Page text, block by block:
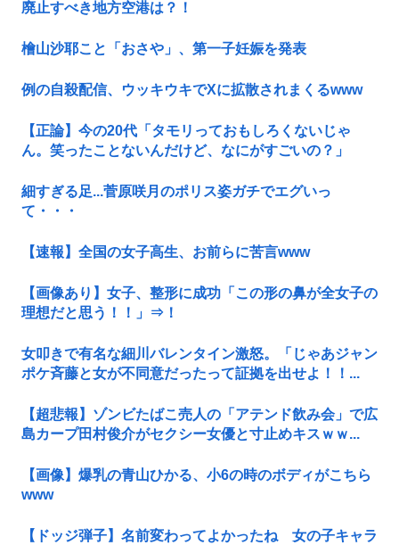
廃止すべき地方空港は？！
檜山沙耶こと「おさや」、第一子妊娠を発表
例の自殺配信、ウッキウキでXに拡散されまくるwww
【正論】今の20代「タモリっておもしろくないじゃ
ん。笑ったことないんだけど、なにがすごいの？」
細すぎる足...菅原咲月のポリス姿ガチでエグいっ
て・・・
【速報】全国の女子高生、お前らに苦言www
【画像あり】女子、整形に成功「この形の鼻が全女子の
理想だと思う！！」⇒！
女叩きで有名な細川バレンタイン激怒。「じゃあジャン
ポケ斉藤と女が不同意だったって証拠を出せよ！！...
【超悲報】ゾンビたばこ売人の「アテンド飲み会」で広
島カープ田村俊介がセクシー女優と寸止めキスｗｗ...
【画像】爆乳の青山ひかる、小6の時のボディがこちら
www
【ドッジ弾子】名前変わってよかったね 女の子キャラ